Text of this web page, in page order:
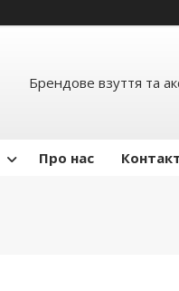
Брендове взуття та
Про нас